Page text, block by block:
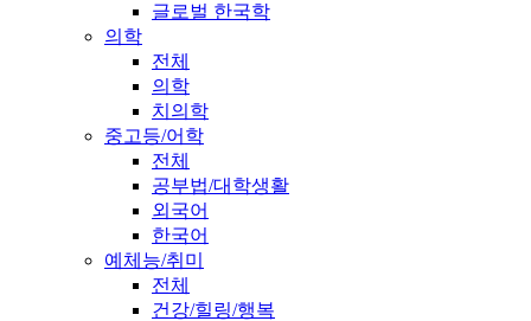
글로벌 한국학
의학
전체
의학
치의학
중고등/어학
전체
공부법/대학생활
외국어
한국어
예체능/취미
전체
건강/힐링/행복